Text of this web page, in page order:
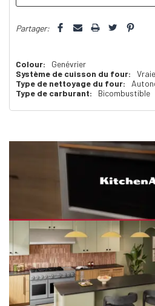
Partager:
Colour:
Genévrier
Système de cuisson du four:
Type de nettoyage du four:
Type de carburant:
Bicombustible